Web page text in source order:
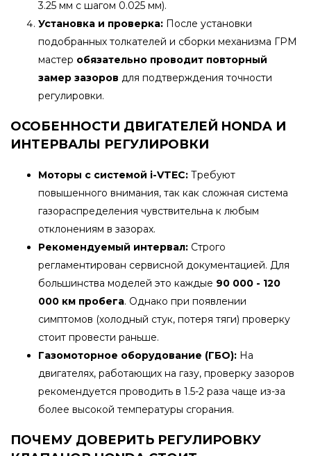
3.25 мм с шагом 0.025 мм).
Установка и проверка: После установки
подобранных толкателей и сборки механизма ГРМ
мастер обязательно проводит повторный
замер зазоров для подтверждения точности
регулировки.
ОСОБЕННОСТИ ДВИГАТЕЛЕЙ HONDA И
ИНТЕРВАЛЫ РЕГУЛИРОВКИ
Моторы с системой i-VTEC: Требуют
повышенного внимания, так как сложная система
газораспределения чувствительна к любым
отклонениям в зазорах.
Рекомендуемый интервал: Строго
регламентирован сервисной документацией. Для
большинства моделей это каждые 90 000 - 120
000 км пробега. Однако при появлении
симптомов (холодный стук, потеря тяги) проверку
стоит провести раньше.
Газомоторное оборудование (ГБО): На
двигателях, работающих на газу, проверку зазоров
рекомендуется проводить в 1.5-2 раза чаще из-за
более высокой температуры сгорания.
ПОЧЕМУ ДОВЕРИТЬ РЕГУЛИРОВКУ